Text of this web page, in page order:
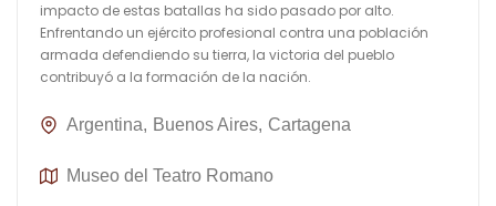
impacto de estas batallas ha sido pasado por alto.
Enfrentando un ejército profesional contra una población
armada defendiendo su tierra, la victoria del pueblo
contribuyó a la formación de la nación.
Argentina Buenos Aires Cartagena
Museo del Teatro Romano